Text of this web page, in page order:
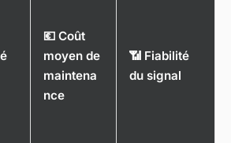
💶 Coût
moyen de
maintena
nce
📶 Fiabilité
du signal